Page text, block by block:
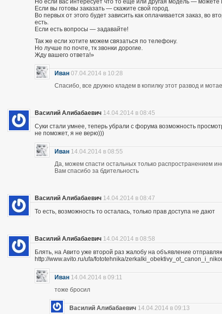
Но если вас интересует что то еще или другая модель —
Если вы готовы заказать — скажите свой город.
Во первых от этого будет зависить как оплачивается заказ, во
есть.
Если есть вопросы — задавайте!
Так же если хотите можем связаться по телефону.
Но лучше по почте, тк звонки дорогие.
Жду вашего ответа!»
Иван 07.04.2014 в 10:28
Спасибо, все дружно кладем в копилку этот развод и
Василий Алибабаевич 14.04.2014 в 08:45
Суки стали умнее, теперь убрали с форума возможность
не поможет, я не верю)))
Иван 14.04.2014 в 08:55
Да, можем спасти остальных только распространением
Вам спасибо за бдительность
Василий Алибабаевич 14.04.2014 в 08:47
То есть, возможность то осталась, только прав доступа не дают
Василий Алибабаевич 14.04.2014 в 08:58
Блять, на Авито уже второй раз жалобу на объявление
http://www.avito.ru/ufa/fototehnika/
Иван 14.04.2014 в 09:11
тоже бросил
Василий Алибабаевич 14.04.2014 в 09:13